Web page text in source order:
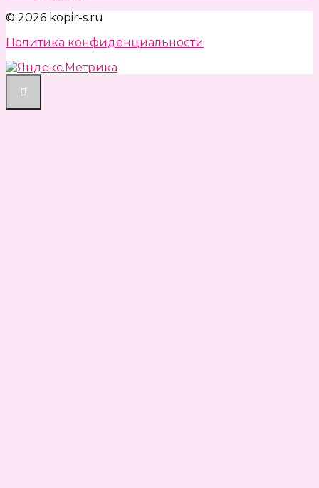
© 2026 kopir-s.ru
Политика конфиденциальности